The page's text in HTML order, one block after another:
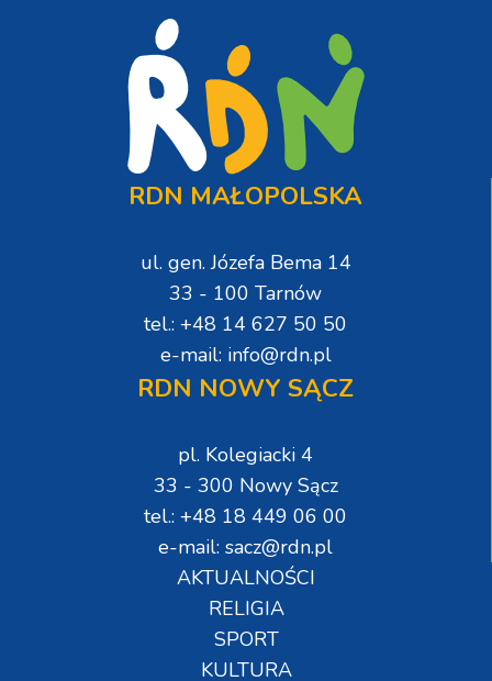
RDN MAŁOPOLSKA
ul. gen. Józefa Bema 14
33 - 100 Tarnów
tel.: +48 14 627 50 50
e-mail: info@rdn.pl
RDN NOWY SĄCZ
pl. Kolegiacki 4
33 - 300 Nowy Sącz
tel.: +48 18 449 06 00
e-mail: sacz@rdn.pl
AKTUALNOŚCI
RELIGIA
SPORT
KULTURA